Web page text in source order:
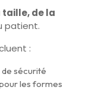
taille, de la
patient.
:
sécurité
les formes